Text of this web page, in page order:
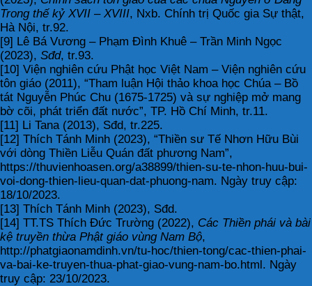
Trong thế kỷ XVII – XVIII, Nxb. Chính trị Quốc gia Sự thật,
Hà Nội, tr.92.
[9] Lê Bá Vương – Phạm Đình Khuê – Trần Minh Ngọc
(2023), Sđd, tr.93.
[10] Viện nghiên cứu Phật học Việt Nam – Viện nghiên cứu
tôn giáo (2011), “Tham luận Hội thảo khoa học Chúa – Bồ
tát Nguyễn Phúc Chu (1675-1725) và sự nghiệp mở mang
bờ cõi, phát triển đất nước”, TP. Hồ Chí Minh, tr.11.
[11] Li Tana (2013), Sđd, tr.225.
[12] Thích Tánh Minh (2023), “Thiền sư Tế Nhơn Hữu Bùi
với dòng Thiền Liễu Quán đất phương Nam”,
https://thuvienhoasen.org/a38899/thien-su-te-nhon-huu-bui-
voi-dong-thien-lieu-quan-dat-phuong-nam. Ngày truy cập:
18/10/2023.
[13] Thích Tánh Minh (2023), Sđd.
[14] TT.TS Thích Đức Trường (2022), Các Thiền phái và bài
kệ truyền thừa Phật giáo vùng Nam Bộ,
http://phatgiaonamdinh.vn/tu-hoc/thien-tong/cac-thien-phai-
va-bai-ke-truyen-thua-phat-giao-vung-nam-bo.html. Ngày
truy cập: 23/10/2023.